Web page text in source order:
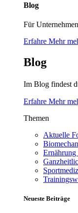
Blog
Für
Erfahre Mehr
Blog
Im Blog findest
Erfahre Mehr
Themen
Aktuelle
Ernährung
Neueste Beiträge